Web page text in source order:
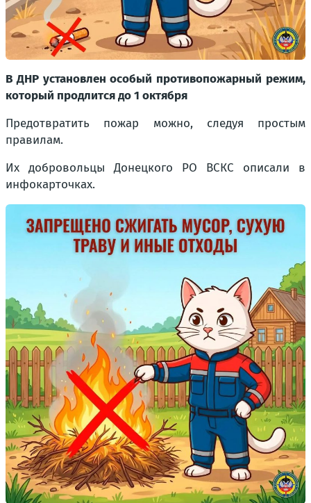
В ДНР установлен особый противопожарный режим,
который продлится до 1 октября
Предотвратить пожар можно, следуя простым
правилам.
Их добровольцы Донецкого РО ВСКС описали в
инфокарточках.